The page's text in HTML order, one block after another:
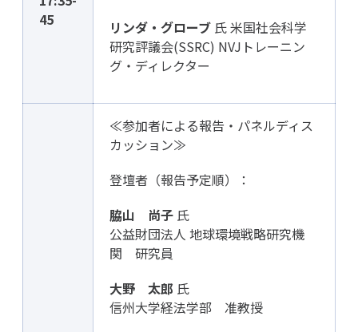
45
リンダ・グローブ 氏 米国社会科学
研究評議会(SSRC) NVJトレーニン
グ・ディレクター
≪参加者による報告・パネルディス
カッション≫
登壇者（報告予定順）：
脇山 尚子 氏
公益財団法人 地球環境戦略研究機
関 研究員
大野 太郎 氏
信州大学経法学部 准教授